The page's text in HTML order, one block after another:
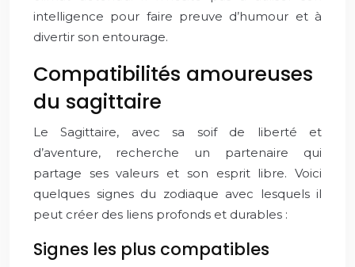
intelligence pour faire preuve d’humour et à
divertir son entourage.
Compatibilités amoureuses
du sagittaire
Le Sagittaire, avec sa soif de liberté et
d’aventure, recherche un partenaire qui
partage ses valeurs et son esprit libre. Voici
quelques signes du zodiaque avec lesquels il
peut créer des liens profonds et durables :
Signes les plus compatibles